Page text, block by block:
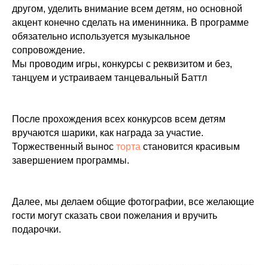
другом, уделить внимание всем детям, но основной
акцент конечно сделать на именинника. В программе
обязательно используется музыкальное
сопровождение.
Мы проводим игры, конкурсы с реквизитом и без,
танцуем и устраиваем танцевальный Баттл
После прохождения всех конкурсов всем детям
вручаются шарики, как награда за участие.
Торжественный вынос торта становится красивым
завершением программы.
Далее, мы делаем общие фотографии, все желающие
гости могут сказать свои пожелания и вручить
подарочки.